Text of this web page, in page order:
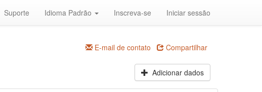
Suporte Idioma Padrão Inscreva-se Iniciar sessão
E-mail de contato Compartilhar
Adicionar dados